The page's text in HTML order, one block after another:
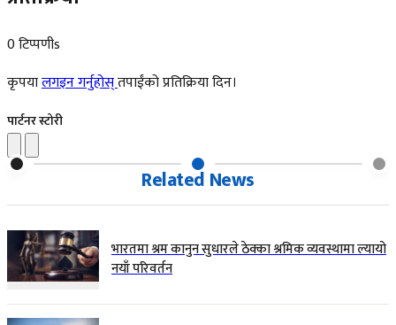
0 टिप्पणीs
कृपयालगइन गर्नुहोस्तपाईंको प्रतिक्रिया दिन।
पार्टनर स्टोरी
Related News
भारतमा श्रम कानुन सुधारले ठेक्का श्रमिक व्यवस्थामा ल्यायो
नयाँ परिवर्तन